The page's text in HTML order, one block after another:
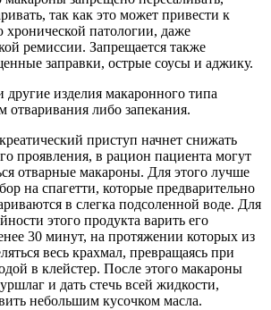
так как это может привести к
хронической патологии, даже
ремиссии. Запрещается также
заправки, острые соусы и аджику.
другие изделия макаронного типа
отваривания либо запекания.
приступ начнет снижать
проявления, в рацион пациента могут
отварные макароны. Для этого лучше
на спагетти, которые предварительно
в слегка подсоленной воде. Для
этого продукта варить его
30 минут, на протяжении которых из
весь крахмал, превращаясь при
в клейстер. После этого макароны
и дать стечь всей жидкости,
небольшим кусочком масла.